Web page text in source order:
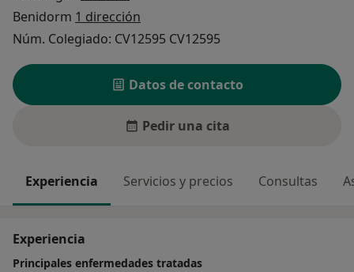
Benidorm 1 dirección
Núm. Colegiado: CV12595 CV12595
Datos de contacto
Pedir una cita
Experiencia Servicios y precios Consultas
Experiencia
Principales enfermedades tratadas